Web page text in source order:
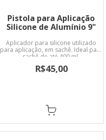
Pistola para Aplicação
Silicone de Alumínio 9"
Aplicador para silicone utilizado
para aplicação, em sachê. Ideal para
sachê de até 400 ml.
R$45,00